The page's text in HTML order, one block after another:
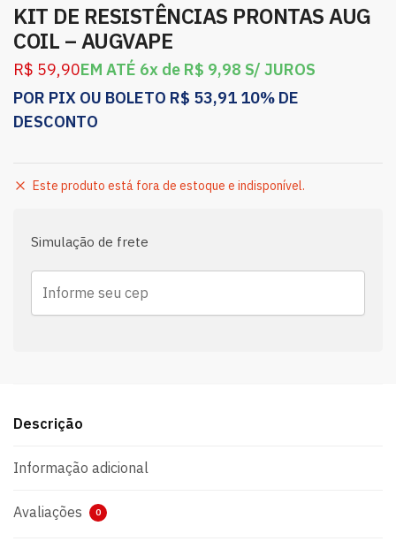
KIT DE RESISTÊNCIAS PRONTAS AUG
COIL – AUGVAPE
R$ 59,90EM ATÉ 6x de R$ 9,98 S/ JUROS
POR PIX OU BOLETO R$ 53,91 10% DE
DESCONTO
Este produto está fora de estoque e indisponível.
Simulação de frete
Descrição
Informação adicional
Avaliações 0